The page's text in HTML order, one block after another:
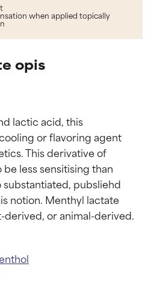
when applied topically
opis
lactic acid, this
or flavoring agent
This derivative of
less sensitising than
substantiated, pubsliehd
notion. Menthyl lactate